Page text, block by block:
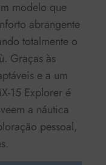
modelo que
abrangente
totalmente o
Graças às
e a um
15 Explorer é
a náutica
pessoal,